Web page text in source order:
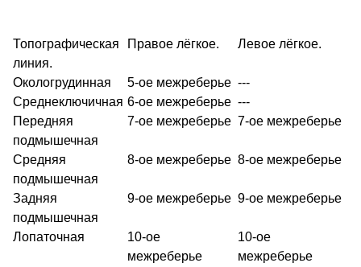
Топографическая
линия.
Правое лёгкое. Левое лёгкое.
Окологрудинная 5-ое межреберье ---
Среднеключичная 6-ое межреберье ---
Передняя
подмышечная
7-ое межреберье 7-ое межреберье
Средняя
подмышечная
8-ое межреберье 8-ое межреберье
Задняя
подмышечная
9-ое межреберье 9-ое межреберье
Лопаточная
10-ое
межреберье
10-ое
межреберье